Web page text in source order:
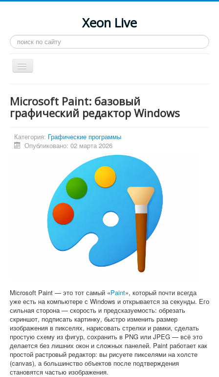
Xeon Live
Искать...
Toggle
Navigation
LGA 2011-3
Процессоры
Конференция
Системные программы
Microsoft Paint: базовый
графический редактор Windows
Категория: Графические программы
Опубликовано: 02 марта 2026
Microsoft Paint — это тот самый «Paint», который почти всегда
уже есть на компьютере с Windows и открывается за секунды. Его
сильная сторона — скорость и предсказуемость: обрезать
скриншот, подписать картинку, быстро изменить размер
изображения в пикселях, нарисовать стрелки и рамки, сделать
простую схему из фигур, сохранить в PNG или JPEG — всё это
делается без лишних окон и сложных панелей. Paint работает как
простой растровый редактор: вы рисуете пикселями на холсте
(canvas), а большинство объектов после подтверждения
становятся частью изображения.